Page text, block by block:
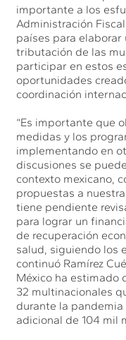
importante a los
Administración
países para
tributación de las
participar en estos
oportunidades
coordinación
“Es importante que
medidas y los
implementando en
discusiones se
contexto mexicano,
propuestas a
tiene pendiente
para lograr un
de recuperación
salud, siguiendo los
continuó Ramírez
México ha estimado
32 multinacionales
durante la
adicional de 104 mil